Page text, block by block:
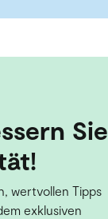
Sie
wertvollen Tipps
exklusiven